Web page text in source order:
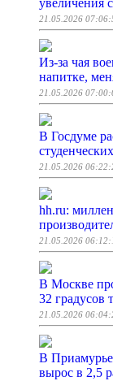
увеличения
21.05.2026
Из-за чая
напитке,
21.05.2026
В Госдуме
21.05.2026
hh.ru:
21.05.2026
В Москве
32 градусов
21.05.2026
В
вырос в 2,5